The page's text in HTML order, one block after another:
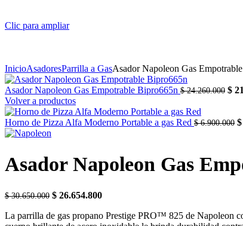
Clic para ampliar
InicioAsadoresParrilla a GasAsador Napoleon Gas
Asador Napoleon Gas Empotrable Bipro665n $24.260.000
$
$
Volver a productos
Horno de Pizza Alfa Moderno Portable a gas Red $6.900.000 $
Asador Napoleon Gas
$30.650.000 Original
was:
$ 26.654.800Current
is:
La parrilla de gas propano Prestige PRO™ 825 de Napoleon